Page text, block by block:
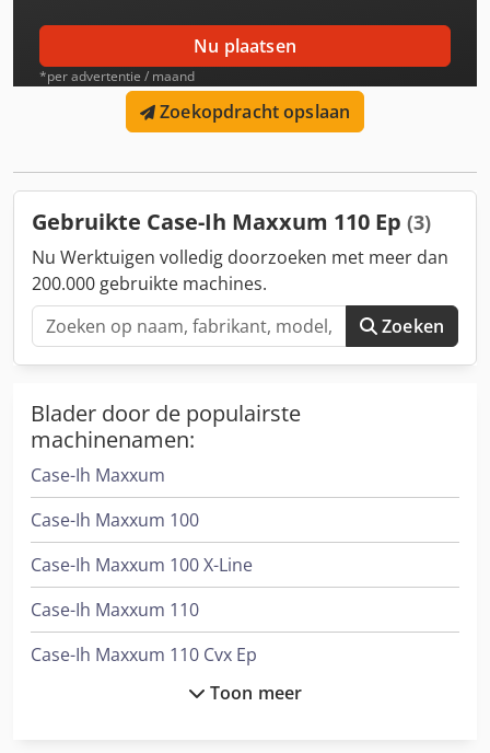
Nu plaatsen
*per advertentie / maand
Zoekopdracht opslaan
Gebruikte Case-Ih Maxxum 110 Ep (3)
Nu Werktuigen volledig doorzoeken met meer dan
200.000 gebruikte machines.
Zoeken
Blader door de populairste
machinenamen:
Case-Ih Maxxum
Case-Ih Maxxum 100
Case-Ih Maxxum 100 X-Line
Case-Ih Maxxum 110
Case-Ih Maxxum 110 Cvx Ep
Case-Ih Maxxum 110 X-LineToon meer